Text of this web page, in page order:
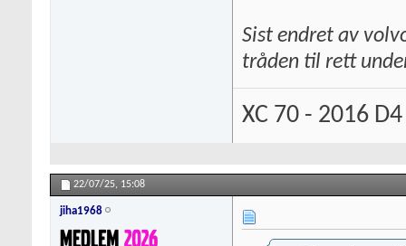
Sist endret av
tråden til rett
XC 70 - 2016
22/07/25, 15:08
jiha1968